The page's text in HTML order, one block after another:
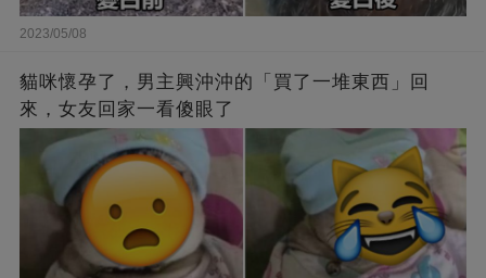
2023/05/08
貓咪懷孕了，男主興沖沖的「買了一堆東西」回
來，女友回家一看傻眼了